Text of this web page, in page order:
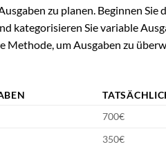
zu planen. Beginnen
kategorisieren Sie variable
Methode, um Ausgaben zu
700€
350€